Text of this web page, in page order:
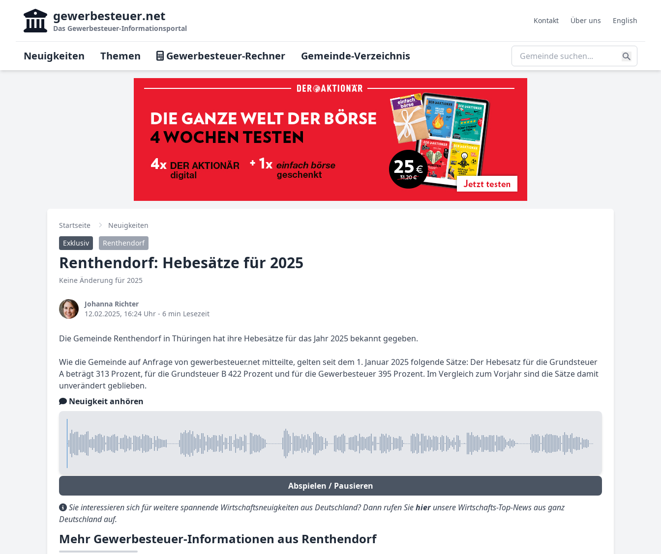
gewerbesteuer.net
Das Gewerbesteuer-Informationsportal
Kontakt Über uns English
Neuigkeiten Themen Gewerbesteuer-Rechner Gemeinde-Verzeichnis
Startseite
Neuigkeiten
Exklusiv
Renthendorf
Renthendorf: Hebesätze für 2025
Keine Änderung für 2025
Johanna Richter
12.02.2025, 16:24 Uhr - 6 min Lesezeit
Die Gemeinde Renthendorf in Thüringen hat ihre Hebesätze für das Jahr 2025 bekannt gegeben.
Wie die Gemeinde auf Anfrage von gewerbesteuer.net mitteilte, gelten seit dem 1. Januar 2025 folgende Sätze: Der Hebesatz für die Grundsteuer
A beträgt 313 Prozent, für die Grundsteuer B 422 Prozent und für die Gewerbesteuer 395 Prozent. Im Vergleich zum Vorjahr sind die Sätze damit
unverändert geblieben.
Neuigkeit anhören
Abspielen / Pausieren
Sie interessieren sich für weitere spannende Wirtschaftsneuigkeiten aus Deutschland? Dann rufen Siehierunsere Wirtschafts-Top-News aus ganz
Deutschland auf.
Mehr Gewerbesteuer-Informationen aus Renthendorf